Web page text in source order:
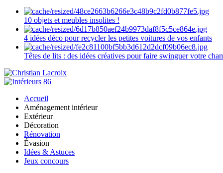
10 objets et meubles insolites !
4 idées déco pour recycler les petites voitures de vos enfants
Têtes de lits : des idées créatives pour faire swinguer votre
Accueil
Aménagement intérieur
Extérieur
Décoration
Rénovation
Évasion
Idées & Astuces
Jeux concours